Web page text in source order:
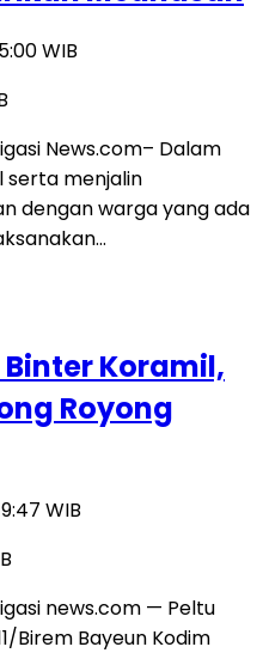
WIB
News.com– Dalam
menjalin
dengan warga yang ada
Koramil,
Royong
WIB
news.com — Peltu
Birem Bayeun Kodim